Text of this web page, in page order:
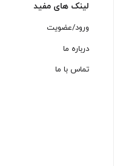
لینک های مفید
ورود/عضویت
درباره ما
تماس با ما